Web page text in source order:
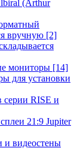
(Arthur
вручную [2]
мониторы [14]
для установки
RISE и
21:9 Jupiter
и видеостены